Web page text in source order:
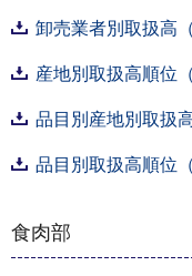
卸売業者別取扱高
産地別取扱高順位
品目別産地別取扱
品目別取扱高順位
食肉部